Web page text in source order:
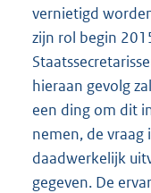
vernietigd
zijn rol begin
hieraan gevolg
een ding om dit
nemen, de
daadwerkelijk
gegeven. De